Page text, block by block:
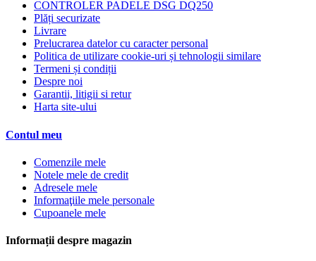
CONTROLER PADELE DSG DQ250
Plăți securizate
Livrare
Prelucrarea datelor cu caracter personal
Politica de utilizare cookie-uri și tehnologii similare
Termeni și condiții
Despre noi
Garantii, litigii si retur
Harta site-ului
Contul meu
Comenzile mele
Notele mele de credit
Adresele mele
Informaţiile mele personale
Cupoanele mele
Informații despre magazin